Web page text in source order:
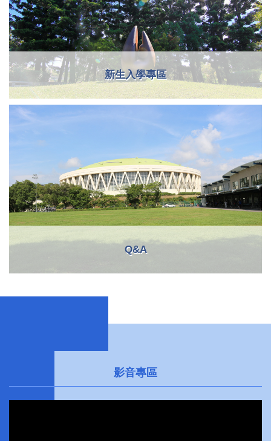
新生入學專區
Q&A
影音專區